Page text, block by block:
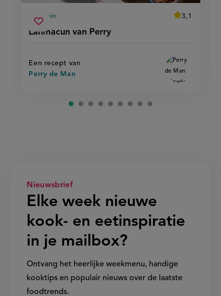
Lahmacun van Perry
voorbereidingstijd
120 min
average
3,1
Beoordeel
perry'
Een recept van
Perry de Man
Sla
lahmacun
van
perry
Nieuwsbrief
Elke week nieuwe
kook- en eetinspiratie
in je mailbox?
Ontvang het heerlijke weekmenu, handige
kooktips en populair nieuws over de laatste
foodtrends.